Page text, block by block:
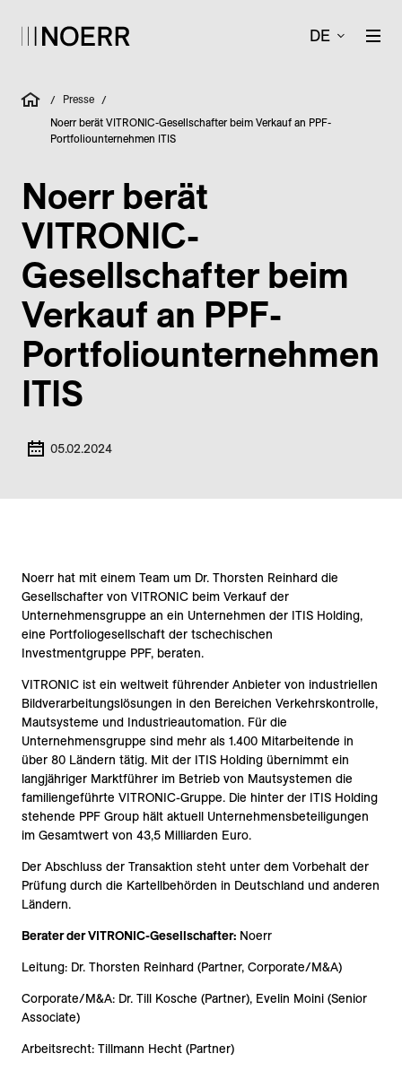
DE
/ Presse /
Noerr berät VITRONIC-Gesellschafter beim Verkauf an PPF-
Portfoliounternehmen ITIS
Noerr berät
VITRONIC-
Gesellschafter beim
Verkauf an PPF-
Portfoliounternehmen
ITIS
05.02.2024
Noerr hat mit einem Team um Dr. Thorsten Reinhard die
Gesellschafter von VITRONIC beim Verkauf der
Unternehmensgruppe an ein Unternehmen der ITIS Holding,
eine Portfoliogesellschaft der tschechischen
Investmentgruppe PPF, beraten.
VITRONIC ist ein weltweit führender Anbieter von industriellen
Bildverarbeitungslösungen in den Bereichen Verkehrskontrolle,
Mautsysteme und Industrieautomation. Für die
Unternehmensgruppe sind mehr als 1.400 Mitarbeitende in
über 80 Ländern tätig. Mit der ITIS Holding übernimmt ein
langjähriger Marktführer im Betrieb von Mautsystemen die
familiengeführte VITRONIC-Gruppe. Die hinter der ITIS Holding
stehende PPF Group hält aktuell Unternehmensbeteiligungen
im Gesamtwert von 43,5 Milliarden Euro.
Der Abschluss der Transaktion steht unter dem Vorbehalt der
Prüfung durch die Kartellbehörden in Deutschland und anderen
Ländern.
Berater der VITRONIC-Gesellschafter: Noerr
Leitung: Dr. Thorsten Reinhard (Partner, Corporate/M&A)
Corporate/M&A: Dr. Till Kosche (Partner), Evelin Moini (Senior
Associate)
Arbeitsrecht: Tillmann Hecht (Partner)